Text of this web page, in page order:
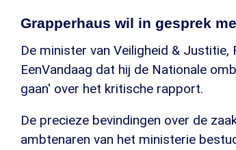
Grapperhaus wil in gesprek
De minister van Veiligheid &
EenVandaag dat hij de Nationale
gaan' over het kritische rapport.
De precieze bevindingen over de
ambtenaren van het ministerie